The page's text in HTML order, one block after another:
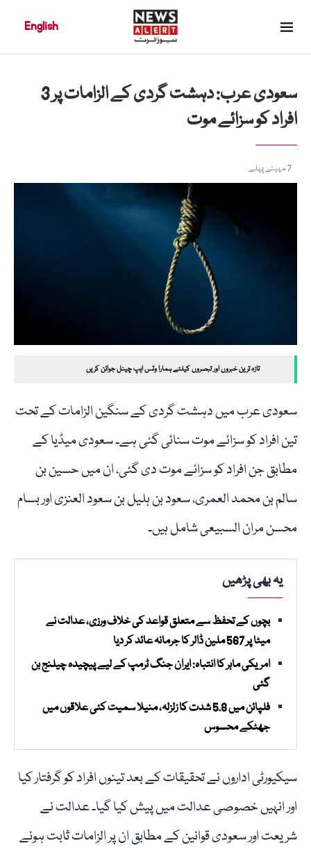
English
سعودی عرب: دہشت گردی کے الزامات پر 3
افراد کو سزائے موت
7 مہینے پہلے
تازہ ترین خبروں اور تبصروں کیلئے ہمارا وٹس ایپ چینل جوائن کریں
سعودی عرب میں دہشت گردی کے سنگین الزامات کے تحت
تین افراد کو سزائے موت سنائی گئی ہے۔ سعودی میڈیا کے
مطابق جن افراد کو سزائے موت دی گئی، ان میں حسین بن
سالم بن محمد العمری، سعود بن ہلیل بن سعود العنزی اور بسام
محسن مران السبیعی شامل ہیں۔
یہ بھی پڑھیں
بچوں کے تحفظ سے متعلق قواعد کی خلاف ورزی، عدالت نے
میٹا پر 567 ملین ڈالر کا جرمانہ عائد کر دیا
امریکی ماہر کا انتباہ: ایران جنگ ٹرمپ کے لیے پیچیدہ چیلنج بن
گئی
فلپائن میں 5.8 شدت کا زلزلہ، منیلا سمیت کئی علاقوں میں
جھٹکے محسوس
سیکیورٹی اداروں نے تحقیقات کے بعد تینوں افراد کو گرفتار کیا
اور انہیں خصوصی عدالت میں پیش کیا گیا۔ عدالت نے
شریعت اور سعودی قوانین کے مطابق ان پر الزامات ثابت ہونے